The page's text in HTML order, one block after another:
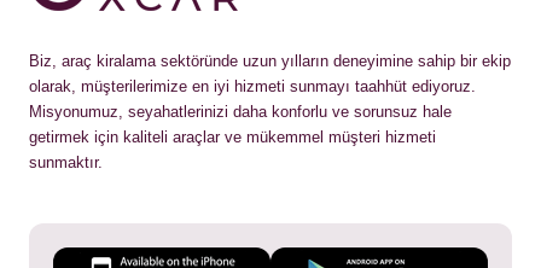
Biz, araç kiralama sektöründe uzun yılların deneyimine sahip bir ekip
olarak, müşterilerimize en iyi hizmeti sunmayı taahhüt ediyoruz.
Misyonumuz, seyahatlerinizi daha konforlu ve sorunsuz hale
getirmek için kaliteli araçlar ve mükemmel müşteri hizmeti
sunmaktır.